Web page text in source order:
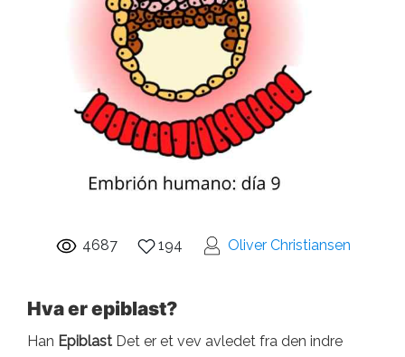
4687 194 Oliver Christiansen
Hva er epiblast?
Han Epiblast Det er et vev avledet fra den indre